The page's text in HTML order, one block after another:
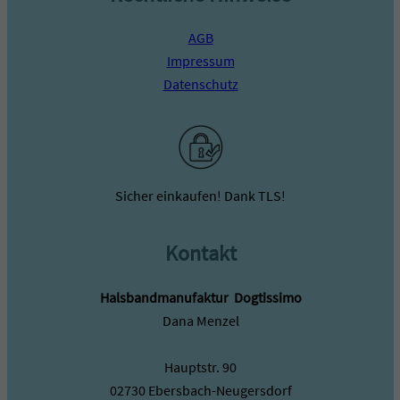
AGB
Impressum
Datenschutz
Sicher einkaufen! Dank TLS!
Kontakt
Halsbandmanufaktur ­ Dogtissimo
Dana Menzel
Hauptstr. 90
02730 Ebersbach-Neugersdorf